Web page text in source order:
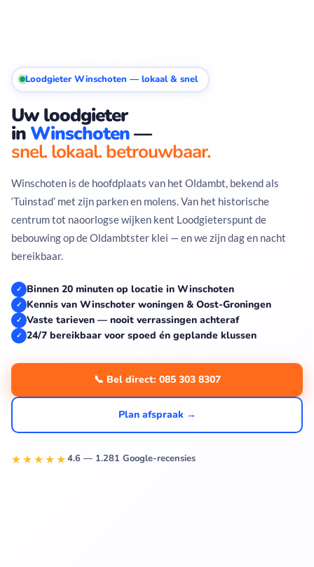
Loodgieter Winschoten — lokaal & snel
Uw loodgieter
in Winschoten—
snel. lokaal. betrouwbaar.
Winschoten is de hoofdplaats van het Oldambt, bekend als
‘Tuinstad’ met zijn parken en molens. Van het historische
centrum tot naoorlogse wijken kent Loodgieterspunt de
bebouwing op de Oldambtster klei — en we zijn dag en nacht
bereikbaar.
✓ Binnen 20 minuten op locatie in Winschoten
✓ Kennis van Winschoter woningen & Oost-Groningen
✓ Vaste tarieven — nooit verrassingen achteraf
✓ 24/7 bereikbaar voor spoed én geplande klussen
📞 Bel direct: 085 303 8307
Plan afspraak →
★★★★★4.6 — 1.281 Google-recensies